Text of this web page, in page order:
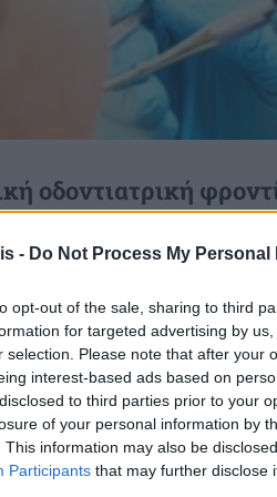
- Do Not Process My Personal
opt-out of the sale, sharing to third
for targeted advertising by
selection. Please note that after your
interest-based ads based on
to third parties prior to your
of your personal information by
This information may also be
Participants that may further disclose
οδοντιατρική
Πρόκειται για ένα
που έχουν γεννηθεί κατά τα
είτε Προσωρινό Αριθμό
από ενήλικο φυσικό